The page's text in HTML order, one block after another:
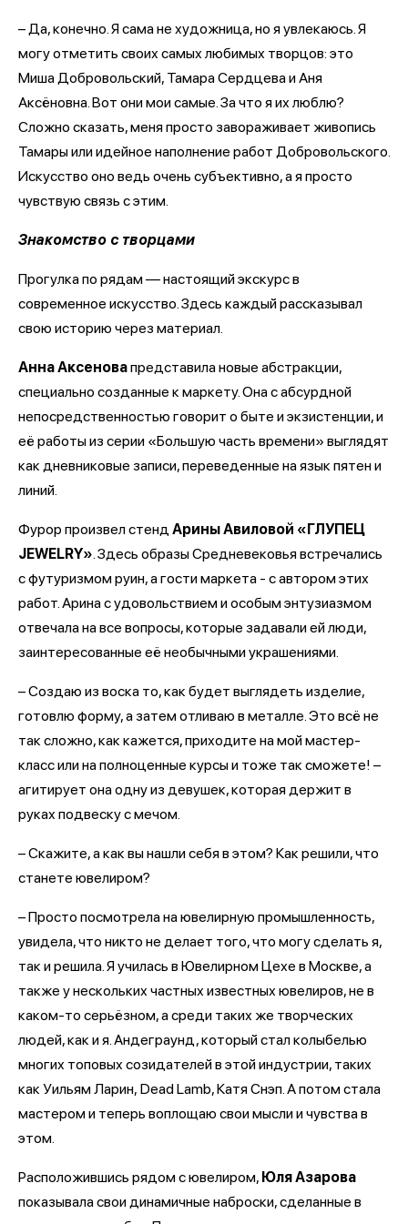
– Да, конечно. Я сама не художница, но я увлекаюсь. Я
могу отметить своих самых любимых творцов: это
Миша Добровольский, Тамара Сердцева и Аня
Аксёновна. Вот они мои самые. За что я их люблю?
Сложно сказать, меня просто завораживает живопись
Тамары или идейное наполнение работ Добровольского.
Искусство оно ведь очень субъективно, а я просто
чувствую связь с этим.
Знакомство с творцами
Прогулка по рядам — настоящий экскурс в
современное искусство. Здесь каждый рассказывал
свою историю через материал.
Анна Аксеновапредставила новые абстракции,
специально созданные к маркету. Она с абсурдной
непосредственностью говорит о быте и экзистенции, и
её работы из серии «Большую часть времени» выглядят
как дневниковые записи, переведенные на язык пятен и
линий.
Фурор произвел стендАрины Авиловой «ГЛУПЕЦ
JEWELRY». Здесь образы Средневековья встречались
с футуризмом руин, а гости маркета - с автором этих
работ. Арина с удовольствием и особым энтузиазмом
отвечала на все вопросы, которые задавали ей люди,
заинтересованные её необычными украшениями.
– Создаю из воска то, как будет выглядеть изделие,
готовлю форму, а затем отливаю в металле. Это всё не
так сложно, как кажется, приходите на мой мастер-
класс или на полноценные курсы и тоже так сможете! –
агитирует она одну из девушек, которая держит в
руках подвеску с мечом.
– Скажите, а как вы нашли себя в этом? Как решили, что
станете ювелиром?
– Просто посмотрела на ювелирную промышленность,
увидела, что никто не делает того, что могу сделать я,
так и решила. Я училась в Ювелирном Цехе в Москве, а
также у нескольких частных известных ювелиров, не в
каком-то серьёзном, а среди таких же творческих
людей, как и я. Андеграунд, который стал колыбелью
многих топовых созидателей в этой индустрии, таких
как Уильям Ларин, Dead Lamb, Катя Снэп. А потом стала
мастером и теперь воплощаю свои мысли и чувства в
этом.
Расположившись рядом с ювелиром, Юля Азарова
показывала свои динамичные наброски, сделанные в